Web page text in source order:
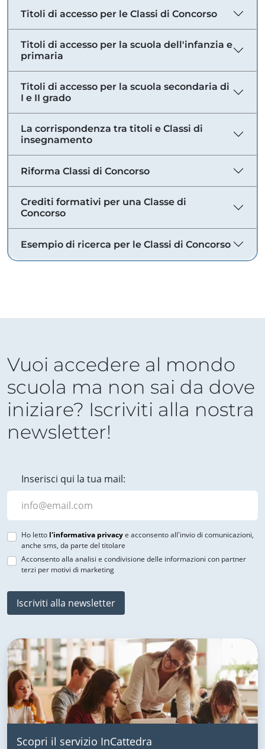
Titoli di accesso per le Classi di Concorso
Titoli di accesso per la scuola dell'infanzia e
primaria
Titoli di accesso per la scuola secondaria di
I e II grado
La corrispondenza tra titoli e Classi di
insegnamento
Riforma Classi di Concorso
Crediti formativi per una Classe di
Concorso
Esempio di ricerca per le Classi di Concorso
Vuoi accedere al mondo
scuola ma non sai da dove
iniziare? Iscriviti alla nostra
newsletter!
Inserisci qui la tua mail:
Ho letto l'informativa privacye acconsento all'invio di comunicazioni,
anche sms, da parte del titolare
Acconsento alla analisi e condivisione delle informazioni con partner
terzi per motivi di marketing
Iscriviti alla newsletter
Scopri il servizio InCattedra